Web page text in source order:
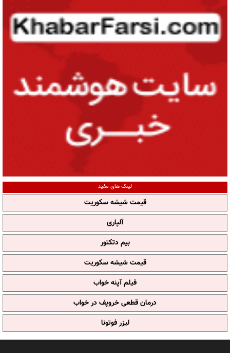
لینک های مفید
قیمت شیشه سکوریت
آلپاری
بیم دتکتور
قیمت شیشه سکوریت
فیلم آپنه خواب
درمان قطعی خروپف در خواب
لیزر فوتونا